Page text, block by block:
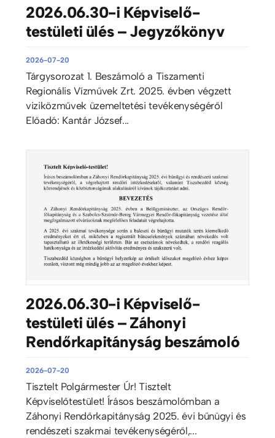
2026.06.30-i Képviselő-
testületi ülés – Jegyzőkönyv
2026-07-20
Tárgysorozat 1. Beszámoló a Tiszamenti
Regionális Vízművek Zrt. 2025. évben végzett
viziközművek üzemeltetési tevékenységéről
Előadó: Kantár József...
2026.06.30-i Képviselő-
testületi ülés – Záhonyi
Rendőrkapitányság beszámoló
2026-07-20
Tisztelt Polgármester Úr! Tisztelt
Képviselőtestület! Írásos beszámolómban a
Záhonyi Rendőrkapitányság 2025. évi bűnügyi és
rendészeti szakmai tevékenységéről,...